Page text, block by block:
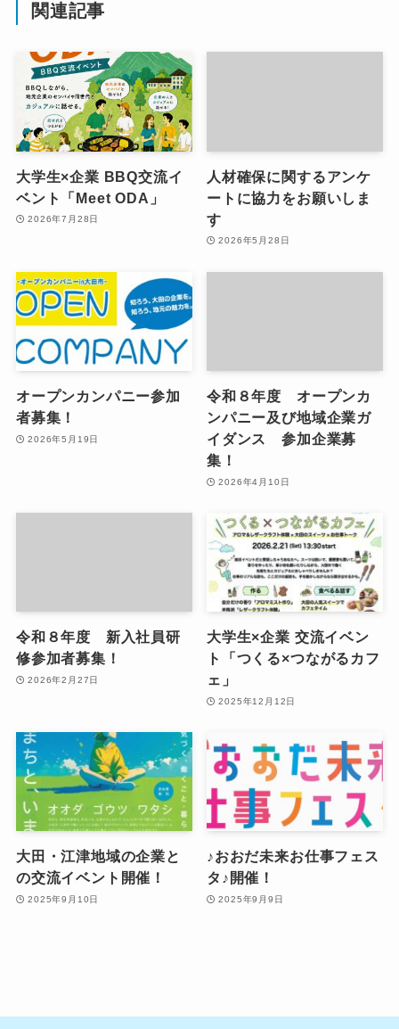
関連記事
大学生×企業 BBQ交流イ
ベント「Meet ODA」
2026年7月28日
人材確保に関するアンケ
ートに協力をお願いしま
す
2026年5月28日
オープンカンパニー参加
者募集！
2026年5月19日
令和８年度 オープンカ
ンパニー及び地域企業ガ
イダンス 参加企業募
集！
2026年4月10日
令和８年度 新入社員研
修参加者募集！
2026年2月27日
大学生×企業 交流イベン
ト「つくる×つながるカフ
ェ」
2025年12月12日
大田・江津地域の企業と
の交流イベント開催！
2025年9月10日
♪おおだ未来お仕事フェス
タ♪開催！
2025年9月9日